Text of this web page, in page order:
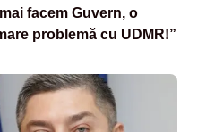
facem Guvern, o
problemă cu UDMR!”